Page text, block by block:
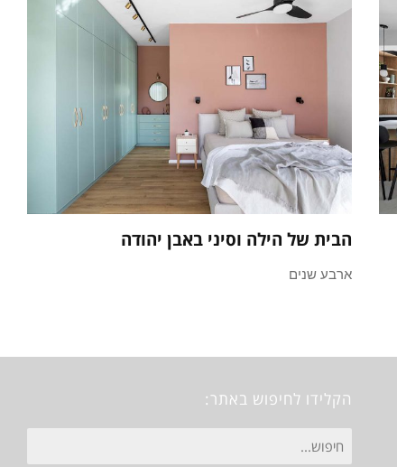
הבית של הילה וסיני באבן יהודה
ארבע שנים
הקלידו לחיפוש באתר:
חיפוש